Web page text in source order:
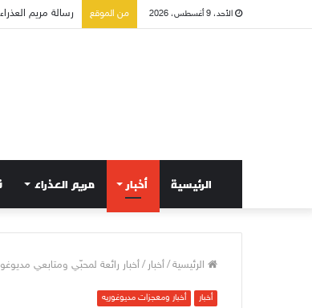
الأحد، 9 أغسطس، 2026 من الموقع تسع أول سبوت
الرئيسية أخبار مريم العذراء
الرئيسية/أخبار /أخبار رائعة لمحبّي ومتابعي
أخبار أخبار ومعجزات مديوغوريه